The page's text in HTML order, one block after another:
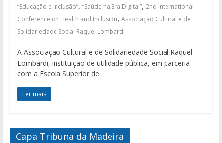
“Educação e Inclusão”, “Saúde na Era Digital”, 2nd International
Conference on Health and Inclusion, Associação Cultural e de
Solidariedade Social Raquel Lombardi
A Associação Cultural e de Solidariedade Social Raquel
Lombardi, instituição de utilidade pública, em parceria
com a Escola Superior de
Ler mais
Capa Tribuna da Madeira